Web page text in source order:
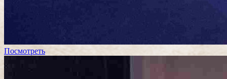
Посмотреть